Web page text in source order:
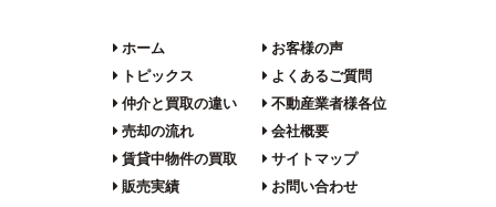
ホーム
トピックス
仲介と買取の違い
売却の流れ
賃貸中物件の買取
販売実績
お客様の声
よくあるご質問
不動産業者様各位
会社概要
サイトマップ
お問い合わせ